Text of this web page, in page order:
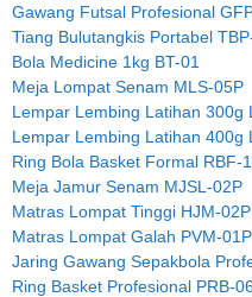
Gawang Futsal Profesional
Tiang Bulutangkis Portabel
Bola Medicine 1kg BT-01
Meja Lompat Senam MLS-05P
Lempar Lembing Latihan 300g
Lempar Lembing Latihan 400g
Ring Bola Basket Formal RBF-
Meja Jamur Senam MJSL-02P
Matras Lompat Tinggi HJM-02P
Matras Lompat Galah PVM-01P
Jaring Gawang Sepakbola
Ring Basket Profesional PRB-